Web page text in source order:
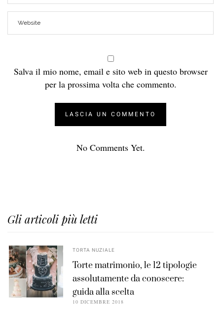
Salva il mio nome, email e sito web in questo browser
per la prossima volta che commento.
No Comments Yet.
Gli articoli più letti
TORTA NUZIALE
Torte matrimonio, le 12 tipologie
assolutamente da conoscere:
guida alla scelta
10 DICEMBRE 2018